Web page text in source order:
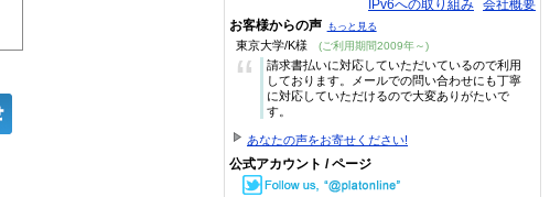
IPv6への取り組み 会社概要
お客様からの声 もっと見る
東京大学/K様 (ご利用期間2009年～)
“
請求書払いに対応していただいているので利用
しております。メールでの問い合わせにも丁寧
に対応していただけるので大変ありがたいで
す。
あなたの声をお寄せください!
公式アカウント / ページ